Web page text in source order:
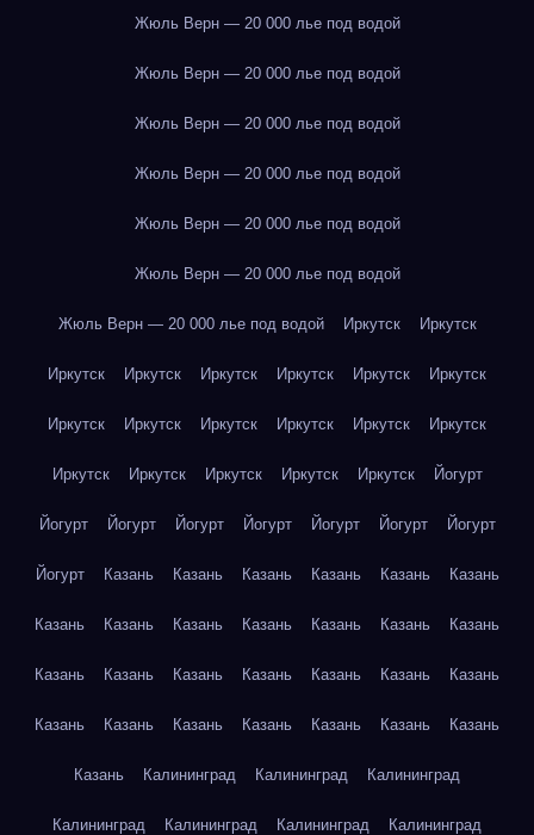
Жюль Верн — 20 000 лье под водой
Жюль Верн — 20 000 лье под водой
Жюль Верн — 20 000 лье под водой
Жюль Верн — 20 000 лье под водой
Жюль Верн — 20 000 лье под водой
Жюль Верн — 20 000 лье под водой
Жюль Верн — 20 000 лье под водой Иркутск Иркутск
Иркутск Иркутск Иркутск Иркутск Иркутск Иркутск
Иркутск Иркутск Иркутск Иркутск Иркутск Иркутск
Иркутск Иркутск Иркутск Иркутск Иркутск Йогурт
Йогурт Йогурт Йогурт Йогурт Йогурт Йогурт Йогурт
Йогурт Казань Казань Казань Казань Казань Казань
Казань Казань Казань Казань Казань Казань Казань
Казань Казань Казань Казань Казань Казань Казань
Казань Казань Казань Казань Казань Казань Казань
Казань Калининград Калининград Калининград
Калининград Калининград Калининград Калининград